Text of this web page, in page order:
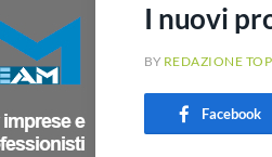
I nuovi
BY REDAZIONE
Facebook